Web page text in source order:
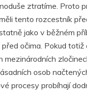
ztratíme. Proto
tento rozcestník
jako v běžném
očima. Pokud
mezinárodních
osob
procesy probíhají